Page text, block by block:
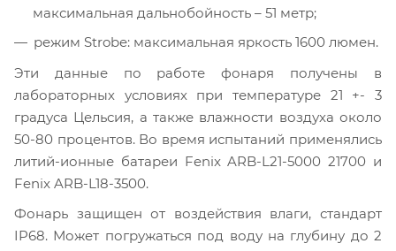
максимальная дальнобойность – 51 метр;
режим Strobe: максимальная яркость 1600 люмен.
Эти данные по работе фонаря получены в
лабораторных условиях при температуре 21 +- 3
градуса Цельсия, а также влажности воздуха около
50-80 процентов. Во время испытаний применялись
литий-ионные батареи Fenix ARB-L21-5000 21700 и
Fenix ARB-L18-3500.
Фонарь защищен от воздействия влаги, стандарт
IP68. Может погружаться под воду на глубину до 2